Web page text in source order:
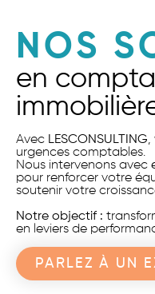
NOS
en
Avec LESCONSULTING,
urgences comptables.
Nous intervenons avec
pour renforcer votre
soutenir votre
Notre objectif :
en leviers de
PARLEZ À UN